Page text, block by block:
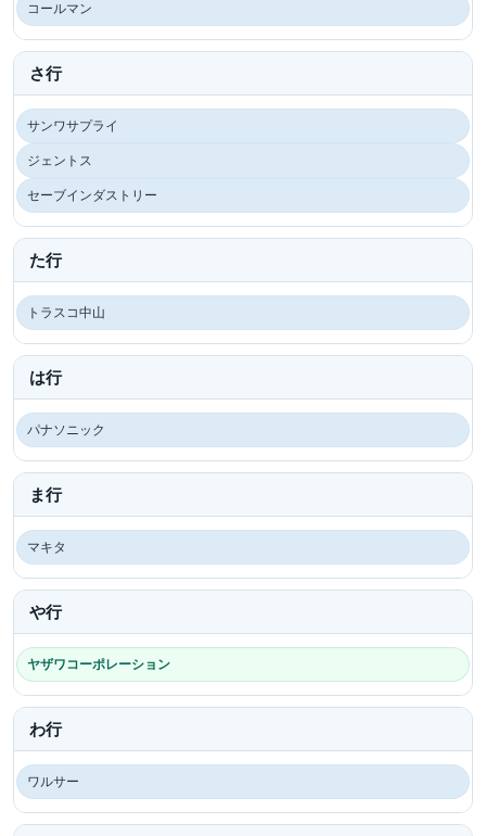
コールマン
さ行
サンワサプライ
ジェントス
セーブインダストリー
た行
トラスコ中山
は行
パナソニック
ま行
マキタ
や行
ヤザワコーポレーション
わ行
ワルサー